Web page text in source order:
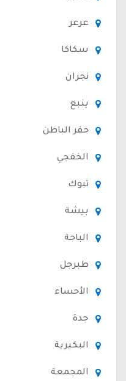
عرعر
سكاكا
نجران
ينبع
حفر الباطن
الخفجي
تبوك
بيشة
الباحة
طبرجل
الأحساء
جدة
البكيرية
المجمعة